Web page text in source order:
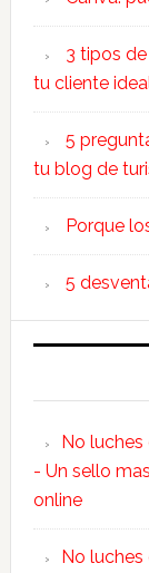
3 tipos
tu cliente
5
tu blog de
Porque
5
No
- Un sello mas
online
No